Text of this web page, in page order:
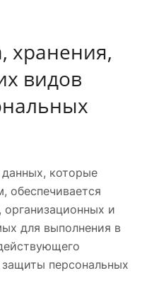
хранения,
видов
которые
обеспечивается
и
для выполнения в
защиты персональных